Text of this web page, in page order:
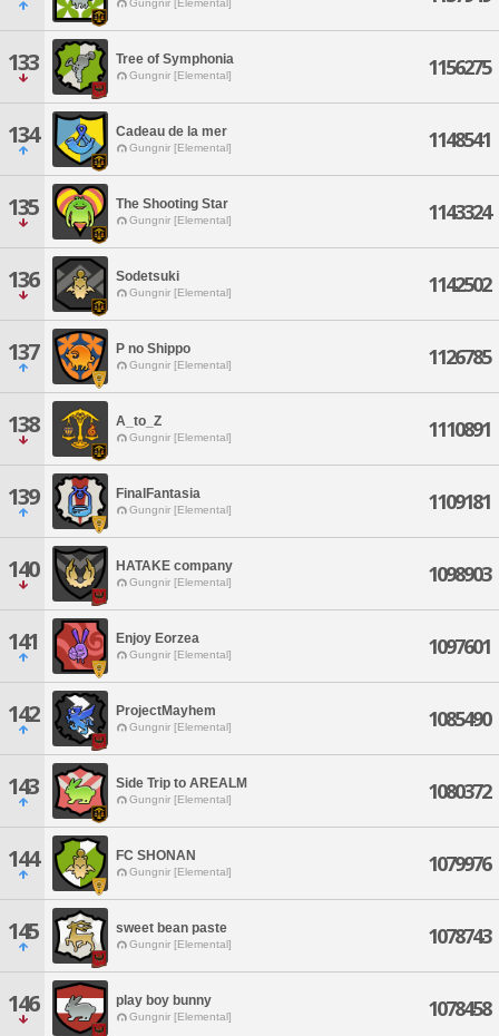
Gungnir [Elemental]
133 Tree of Symphonia
Gungnir [Elemental] 1156275
134 Cadeau de la mer
Gungnir [Elemental] 1148541
135 The Shooting Star
Gungnir [Elemental] 1143324
136 Sodetsuki
Gungnir [Elemental] 1142502
137 P no Shippo
Gungnir [Elemental] 1126785
138 A_to_Z
Gungnir [Elemental] 1110891
139 FinalFantasia
Gungnir [Elemental] 1109181
140 HATAKE company
Gungnir [Elemental] 1098903
141 Enjoy Eorzea
Gungnir [Elemental] 1097601
142 ProjectMayhem
Gungnir [Elemental] 1085490
143 Side Trip to AREALM
Gungnir [Elemental] 1080372
144 FC SHONAN
Gungnir [Elemental] 1079976
145 sweet bean paste
Gungnir [Elemental] 1078743
146 play boy bunny
Gungnir [Elemental] 1078458